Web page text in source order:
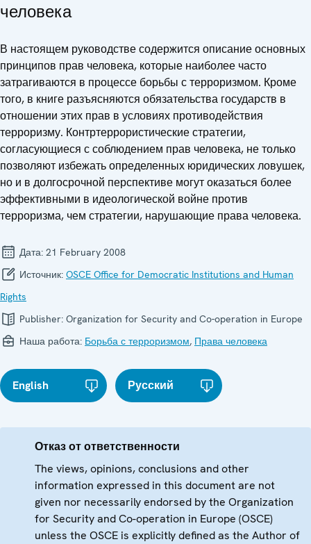
человека
В настоящем руководстве содержится описание основных
принципов прав человека, которые наиболее часто
затрагиваются в процессе борьбы с терроризмом. Кроме
того, в книге разъясняются обязательства государств в
отношении этих прав в условиях противодействия
терроризму. Контртеррористические стратегии,
согласующиеся с соблюдением прав человека, не только
позволяют избежать определенных юридических ловушек,
но и в долгосрочной перспективе могут оказаться более
эффективными в идеологической войне против
терроризма, чем стратегии, нарушающие права человека.
Дата: 21 February 2008
Источник: OSCE Office for Democratic Institutions and Human
Rights
Publisher: Organization for Security and Co-operation in Europe
Наша работа: Борьба с терроризмом, Права человека
English Русский
Отказ от ответственности
The views, opinions, conclusions and other
information expressed in this document are not
given nor necessarily endorsed by the Organization
for Security and Co-operation in Europe (OSCE)
unless the OSCE is explicitly defined as the Author of